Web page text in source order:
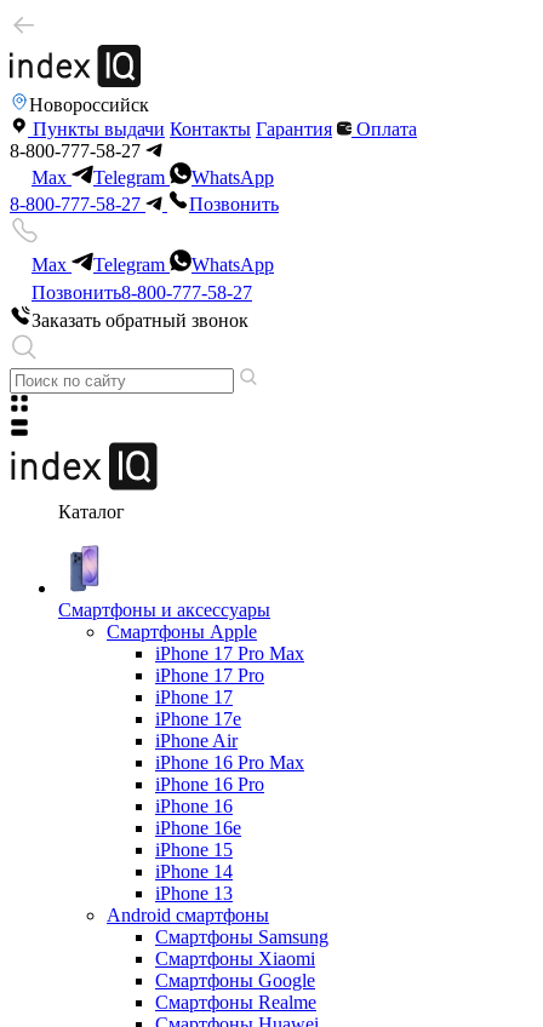
Новороссийск
Пункты выдачи Контакты Гарантия
Оплата
8-800-777-58-27
Max
Telegram
WhatsApp
8-800-777-58-27
Позвонить
Max Telegram
WhatsApp
Позвонить8-800-777-58-27
Заказать обратный звонок
Каталог
Смартфоны и аксессуары
Смартфоны Apple
iPhone 17 Pro Max
iPhone 17 Pro
iPhone 17
iPhone 17e
iPhone Air
iPhone 16 Pro Max
iPhone 16 Pro
iPhone 16
iPhone 16e
iPhone 15
iPhone 14
iPhone 13
Android cмартфоны
Смартфоны Samsung
Смартфоны Xiaomi
Смартфоны Google
Смартфоны Realme